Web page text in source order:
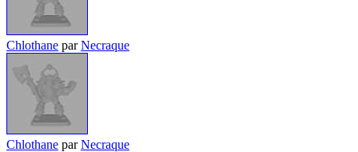
Chlothane parNecraque
Chlothane parNecraque